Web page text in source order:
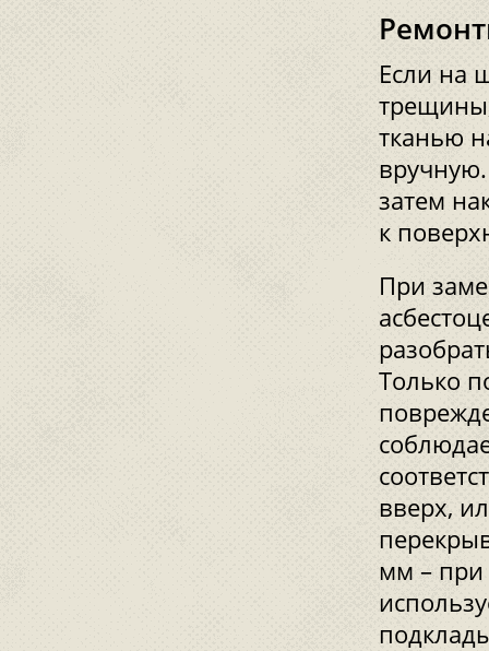
Если на
тканью
затем
к
При
Только
вверх,
мм – при